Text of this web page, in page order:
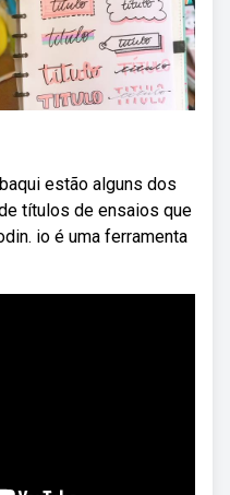
estão alguns dos
títulos de ensaios que
io é uma ferramenta